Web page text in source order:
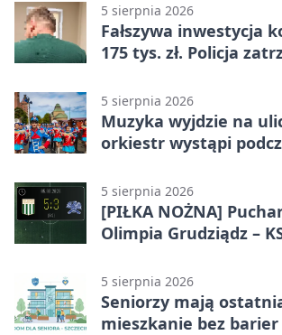
5 sierpnia 2026
Fałszywa inwestycja
175 tys. zł. Policja
5 sierpnia 2026
Muzyka wyjdzie na
orkiestr wystąpi
5 sierpnia 2026
[PIŁKA NOŻNA]
Olimpia Grudziądz –
stracił dwubramkowe
5 sierpnia 2026
Seniorzy mają
mieszkanie bez barier